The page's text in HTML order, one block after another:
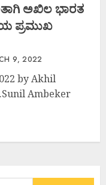
ಅಖಿಲ ಭಾರತ
ಪ್ರಮುಖ
9, 2022
by Akhil
Ambeker